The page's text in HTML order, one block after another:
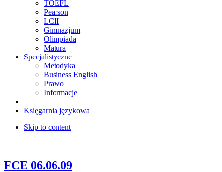
TOEFL
Pearson
LCII
Gimnazjum
Olimpiada
Matura
Specjalistyczne
Metodyka
Business English
Prawo
Informacje
Księgarnia językowa
Skip to content
FCE 06.06.09